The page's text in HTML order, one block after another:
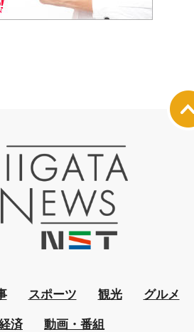
スポーツ 観光 グルメ
済 動画・番組